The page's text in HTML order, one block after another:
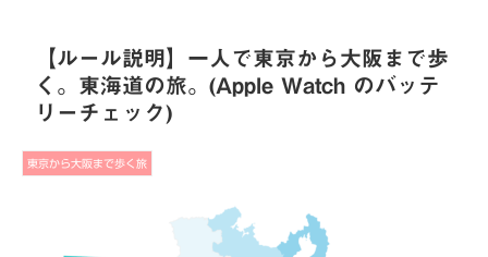
【ルール説明】一人で東京から大阪まで歩
く。東海道の旅。(Apple Watch のバッテ
リーチェック )
東京から大阪まで歩く旅